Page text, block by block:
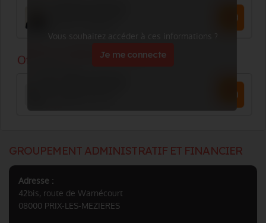
Vous souhaitez accéder à ces informations ?
Je me connecte
GROUPEMENT ADMINISTRATIF ET FINANCIER
Adresse :
42bis, route de Warnécourt
08000 PRIX-LES-MEZIERES